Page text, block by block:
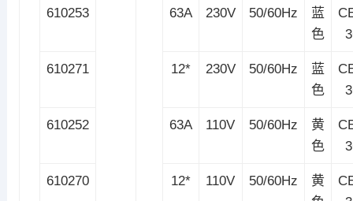
610253 63A 230V 50/60Hz
蓝
色
610271 12* 230V 50/60Hz
蓝
色
610252 63A 110V 50/60Hz
黄
色
610270 12* 110V 50/60Hz
黄